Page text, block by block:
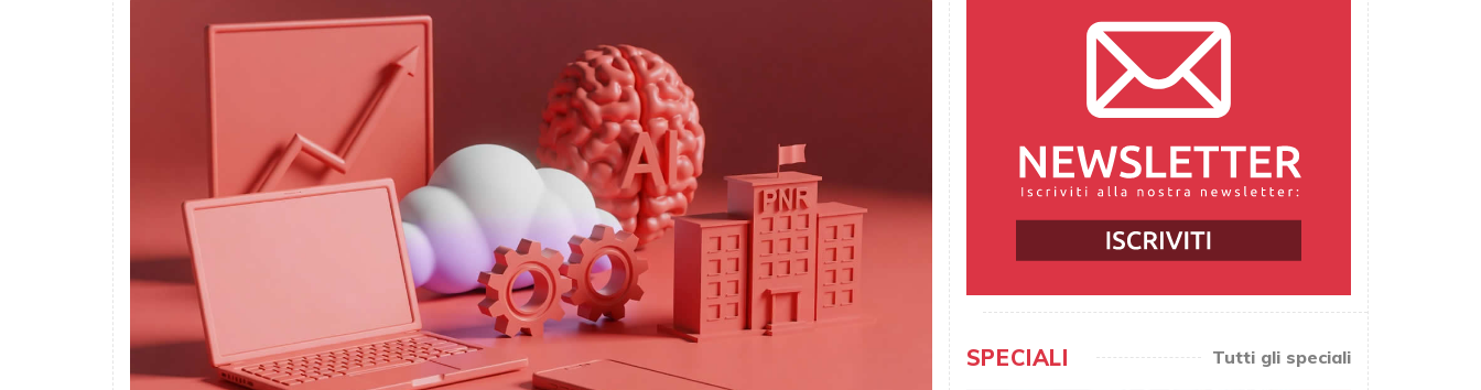
SPECIALI Tutti gli speciali